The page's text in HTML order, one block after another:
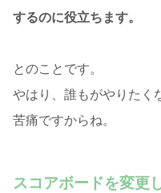
するのに役立ちます。
とのことです。
やはり、誰もがやりたく
苦痛ですからね。
スコアボードを変更